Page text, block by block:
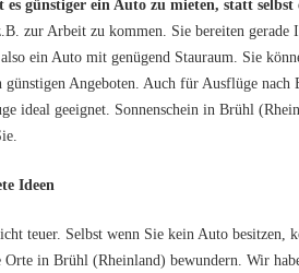
es günstiger ein Auto zu mieten, statt selbst
zur Arbeit zu kommen. Sie bereiten
ein Auto mit genügend Stauraum. Sie
günstigen Angeboten. Auch für Ausflüge
ideal geeignet. Sonnenschein in Brühl
Ideen
teuer. Selbst wenn Sie kein Auto besitzen,
Orte in Brühl (Rheinland) bewundern. Wir